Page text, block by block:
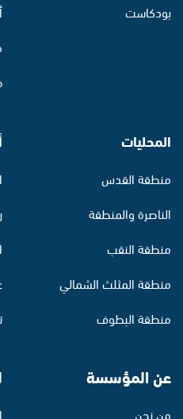
بودكاست
المحليات
منطقة القدس
الناصرة والمنطقة
منطقة النقب
منطقة المثلث الشمالي
منطقة البطوف
عن المؤسسة
من نحن